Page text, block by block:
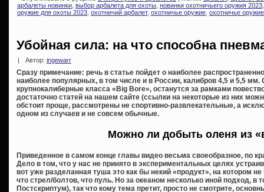
арбалеты новинки выбор арбалета для охоты новинки охотничьего оружия 2023
оружие для охоты 2023 охотничий арбалет, охотничье оружие охотничье
Убойная сила: на что способна
| Автор: ingewarr
Сразу примечание: речь в статье пойдет о наиболее
наиболее популярных, в том числе и в России, калибров 4,5 и 5,5
крупнокалиберные класса «Big Bore», останутся за рамками
достаточно статей на нашем сайте (ссылки на некоторые из них
обстоит проще, рассмотрены не спортивно-развлекательные, а
одном из случаев и не совсем обычные.
Можно ли добыть оленя из
Приведенное в самом конце главы видео весьма своеобразное, по
Дело в том, что у нас не принято в экспериментальных целях
вот уже разделанная туша это как бы некий «продукт», на котором
что стрел/болтов, что пуль. Но за океаном несколько иной подход, в
Постскриптум), так что кому тема претит, просто не смотрите,